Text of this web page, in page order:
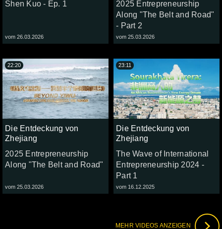
Shen Kuo - Ep. 1
vom 26.03.2026
2025 Entrepreneurship
Along "The Belt and Road"
- Part 2
vom 25.03.2026
Die Entdeckung von
Zhejiang
2025 Entrepreneurship
Along "The Belt and Road"
vom 25.03.2026
22:20
Die Entdeckung von
Zhejiang
The Wave of International
Entrepreneurship 2024 -
Part 1
vom 16.12.2025
23:11
MEHR VIDEOS ANZEIGEN